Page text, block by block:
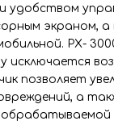
экраном, а
РХ-
позволяет
а